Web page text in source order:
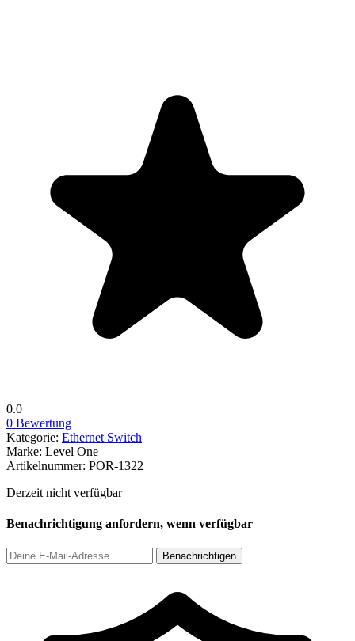
0.0
0 Bewertung
Kategorie: Ethernet Switch
Marke: Level One
Artikelnummer: POR-1322
Derzeit nicht verfügbar
Benachrichtigung anfordern, wenn verfügbar
Benachrichtigen